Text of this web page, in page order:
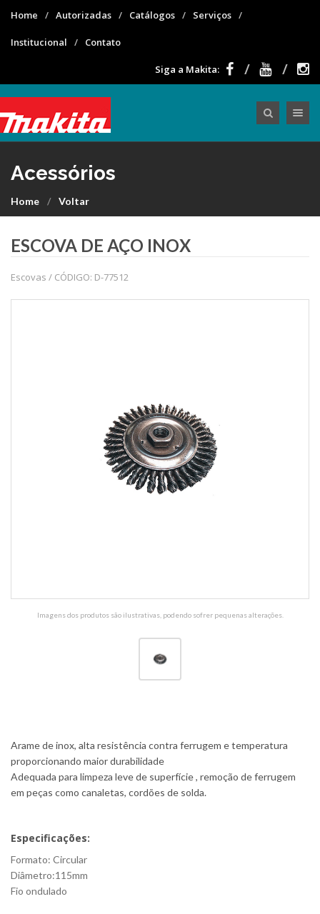
Home Autorizadas Catálogos Serviços
Institucional Contato
Siga a Makita:
Acessórios
Home Voltar
ESCOVA DE AÇO INOX
Escovas / CÓDIGO: D-77512
Imagens dos produtos são ilustrativas, podendo sofrer pequenas alterações.
Arame de inox, alta resistência contra ferrugem e temperatura
proporcionando maior durabilidade
Adequada para limpeza leve de superfície , remoção de ferrugem
em peças como canaletas, cordões de solda.
Especificações:
Formato: Circular
Diâmetro:115mm
Fio ondulado